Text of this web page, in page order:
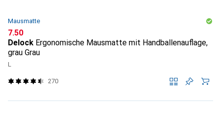
Mausmatte
CHF
7.50
Delock Ergonomische Mausmatte mit Handballenauflage,
grau Grau
L
270